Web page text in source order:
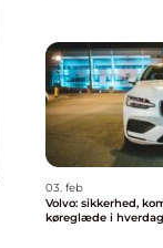
03. feb
Volvo: sikkerhed,
køreglæde i